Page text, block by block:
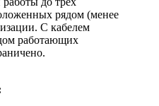
рядом (менее
С кабелем
работающих